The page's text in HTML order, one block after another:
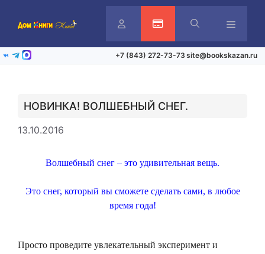
ЛичныйАктивация карты
ВКонтакте
Telegram
Max +7 (843) 272-73-73 site@bookskazan.ru
НОВИНКА! ВОЛШЕБНЫЙ СНЕГ.
13.10.2016
Волшебный снег – это удивительная вещь.
Это снег, который вы сможете сделать сами, в любое
время года!
Просто проведите увлекательный эксперимент и